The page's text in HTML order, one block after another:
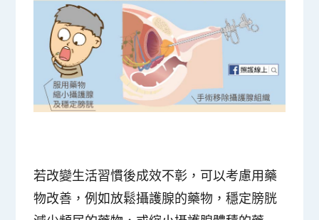
若改變生活習慣後成效不彰，可以考慮用藥
物改善，例如放鬆攝護腺的藥物，穩定膀胱